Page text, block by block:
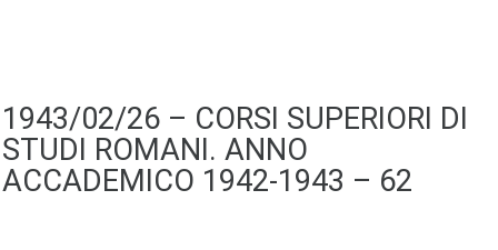
1943/02/26 – CORSI SUPERIORI DI
STUDI ROMANI. ANNO
ACCADEMICO 1942-1943 – 62